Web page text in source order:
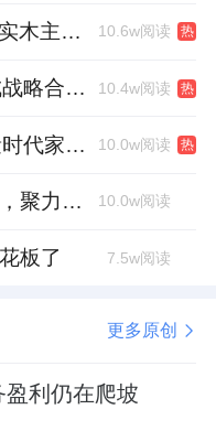
标准体系往往由
程和秩序人员。再
，恰恰是来自最
一城双响 | 源氏木语「新实木主义——黑标生活提案」发布会落地天津，黑标旗舰店盛大启幕 10.6w阅读 热
贝壳租房与成都燃气达成战略合作 打通安全巡检“最后一米” 10.4w阅读 热
圣象焕新家重新定义存量时代家居升级逻辑，筑牢说换就换的底气！ 10.0w阅读 热
爱琴海集团携手百佳联盟，聚力共拓存量商业新赛道 10.0w阅读
板了 7.5w阅读
更多原创
利仍在爬坡